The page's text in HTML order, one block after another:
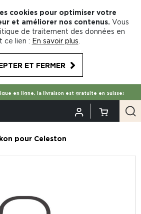
cookies pour optimiser votre
et améliorer nos contenus. Vous
de traitement des données en
ce lien : En savoir plus
ET FERMER
en ligne, la livraison est gratuite en Suisse!
pour Celeston